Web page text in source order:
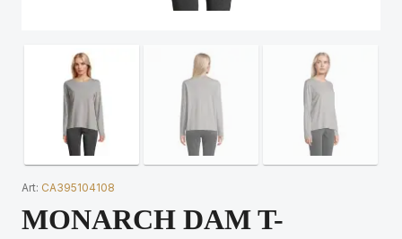
Art: CA395104108
MONARCH DAM T-